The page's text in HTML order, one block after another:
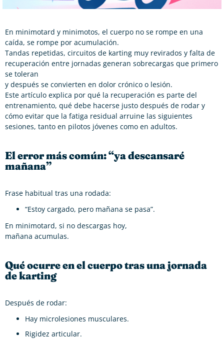
En minimotard y minimotos, el cuerpo no se rompe en una
caída, se rompe por acumulación.
Tandas repetidas, circuitos de karting muy revirados y falta de
recuperación entre jornadas generan sobrecargas que primero
se toleran
y después se convierten en dolor crónico o lesión.
Este artículo explica por qué la recuperación es parte del
entrenamiento, qué debe hacerse justo después de rodar y
cómo evitar que la fatiga residual arruine las siguientes
sesiones, tanto en pilotos jóvenes como en adultos.
El error más común: “ya descansaré
mañana”
Frase habitual tras una rodada:
“Estoy cargado, pero mañana se pasa”.
En minimotard, si no descargas hoy,
mañana acumulas.
Qué ocurre en el cuerpo tras una jornada
de karting
Después de rodar:
Hay microlesiones musculares.
Rigidez articular.